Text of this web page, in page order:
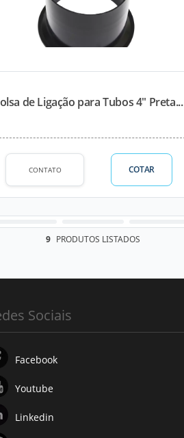
de Ligação para Tubos 4" Preta...
CONTATO COTAR
9 PRODUTOS LISTADOS
Sociais
Facebook
Youtube
Linkedin